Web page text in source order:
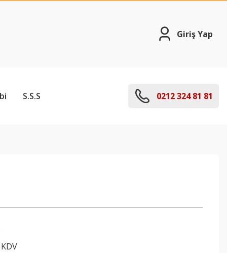
Giriş Yap
S.S.S 0212 324 81 81